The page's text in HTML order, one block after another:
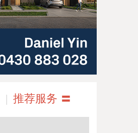
| 推荐服务 〓